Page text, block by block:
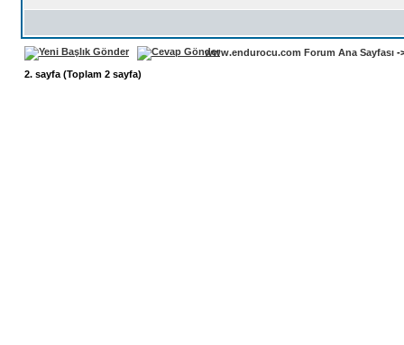
www.endurocu.com Forum Ana Sayfası -
2. sayfa (Toplam 2 sayfa)